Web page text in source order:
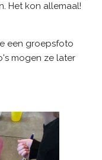
Het kon allemaal!
een groepsfoto
mogen ze later